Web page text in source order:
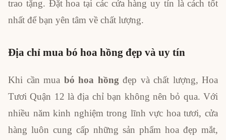
trao tặng. Đặt hoa tại các cửa hàng uy tín là cách tốt
nhất để bạn yên tâm về chất lượng.
Địa chỉ mua bó hoa hồng đẹp và uy tín
Khi cần mua bó hoa hồng đẹp và chất lượng, Hoa
Tươi Quận 12 là địa chỉ bạn không nên bỏ qua. Với
nhiều năm kinh nghiệm trong lĩnh vực hoa tươi, cửa
hàng luôn cung cấp những sản phẩm hoa đẹp mắt,